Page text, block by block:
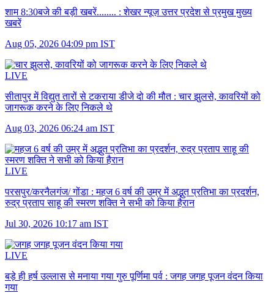
शाम 8:30बजे की बड़ी खबरें........ : शेखर न्यूज़ उत्तर प्रदेश से प्रमुख मुख्य
खबरें
Aug 05, 2026 04:09 pm IST
LIVE
सीतापुर में विद्युत तारों से टकराया डीजे दो की मौत : चार झुलसे, कावरियों को
जागरूक करने के लिए निकले थे
Aug 03, 2026 06:24 am IST
LIVE
परसपुर/करनैलगंज/ गोंडा : महज 6 वर्ष की उम्र में अद्भुत प्रतिभा का प्रदर्शन,
रुद्र प्रताप साहू की स्मरण शक्ति ने सभी को किया हैरान
Jul 30, 2026 10:17 am IST
LIVE
बड़े ही हर्ष उल्लास से मनाया गया गुरु पूर्णिमा पर्व : जगह जगह पूजन वंदन किया
गया